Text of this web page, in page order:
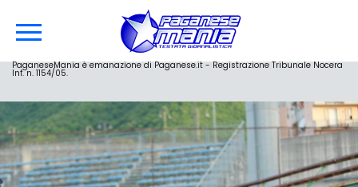
PaganeseMania è emanazione di Paganese.it - Registrazione Tribunale Nocera
Inf. n. 1154/05.